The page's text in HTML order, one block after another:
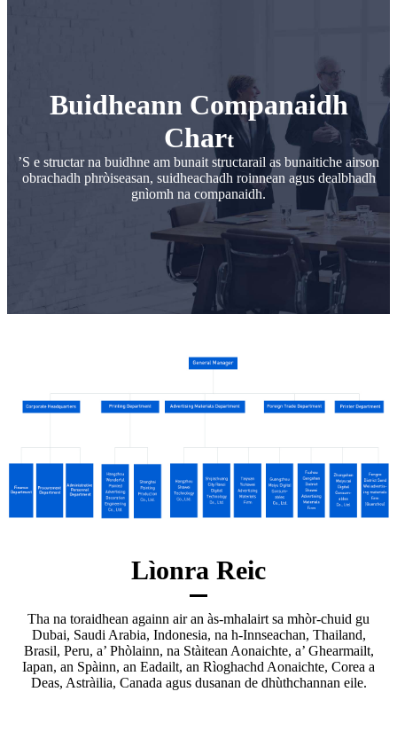
Buidheann Companaidh
Chart
’S e structar na buidhne am bunait structarail as bunaitiche airson
obrachadh phròiseasan, suidheachadh roinnean agus dealbhadh
gnìomh na companaidh.
Lìonra Reic
Tha na toraidhean againn air an às-mhalairt sa mhòr-chuid gu
Dubai, Saudi Arabia, Indonesia, na h-Innseachan, Thailand,
Brasil, Peru, a’ Phòlainn, na Stàitean Aonaichte, a’ Ghearmailt,
Iapan, an Spàinn, an Eadailt, an Rìoghachd Aonaichte, Corea a
Deas, Astràilia, Canada agus dusanan de dhùthchannan eile.